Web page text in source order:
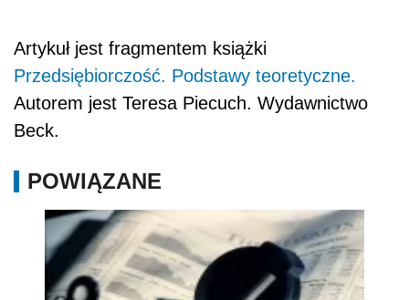
Artykuł jest fragmentem książki
Przedsiębiorczość. Podstawy teoretyczne.
Autorem jest Teresa Piecuch. Wydawnictwo
Beck.
POWIĄZANE